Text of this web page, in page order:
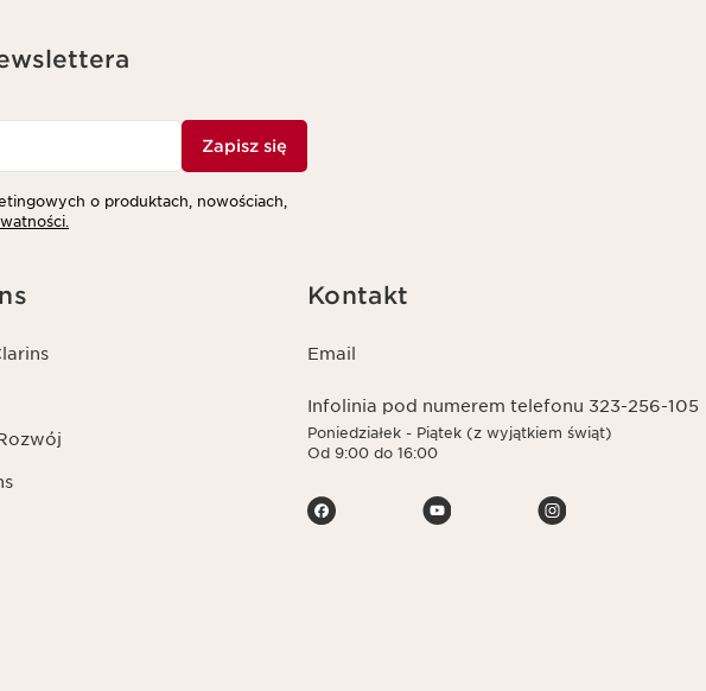
Zapisz się
o produktach, nowościach,
Kontakt
Email
Infolinia pod numerem telefonu 323-256-105
Poniedziałek - Piątek (z wyjątkiem świąt)
Od 9:00 do 16:00